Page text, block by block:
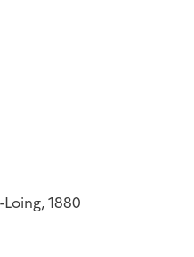
1880